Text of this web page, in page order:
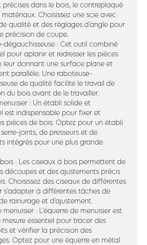
précises dans le bois, le contreplaqué
matériaux. Choisissez une scie avec
qualité et des réglages d’angle pour
précision de coupe.
dégauchisseuse : Cet outil combiné
pour aplanir et redresser les pièces
leur donnant une surface plane et
parallèle. Une raboteuse-
de qualité facilite le travail de
du bois avant de le travailler.
: Un établi solide et
est indispensable pour fixer et
pièces de bois. Optez pour un établi
joints, de presseurs et de
intégrés pour une plus grande
: Les ciseaux à bois permettent de
découpes et des ajustements précis
Choisissez des ciseaux de différentes
s’adapter à différentes tâches de
rainurage et d’ajustement.
menuisier : L’équerre de menuisier est
mesure essentiel pour tracer des
et vérifier la précision des
Optez pour une équerre en métal